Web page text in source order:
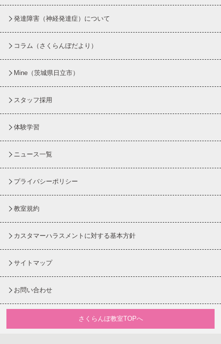
発達障害（神経発達症）について
コラム （さくらんぼだより）
Mine（茨城県日立市）
スタッフ採用
体験学習
ニュース一覧
プライバシーポリシー
教室規約
カスタマーハラスメントに対する基本方針
サイトマップ
お問い合わせ
さくらんぼ教室TOPへ